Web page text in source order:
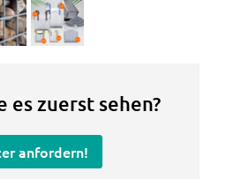
es zuerst sehen?
anfordern!